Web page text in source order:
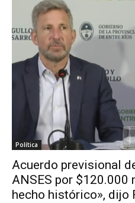
Política
Acuerdo previsional
ANSES por $120.000
hecho histórico», dijo